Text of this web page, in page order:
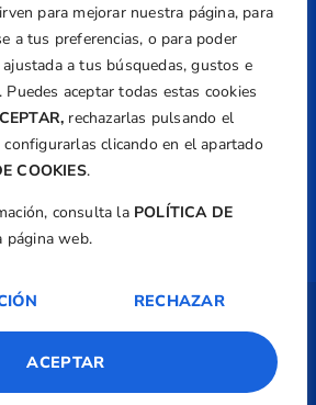
para mejorar nuestra página, para
a tus preferencias, o para poder
a tus búsquedas, gustos e
aceptar todas estas cookies
rechazarlas pulsando el
clicando en el apartado
COOKIES.
consulta la POLÍTICA DE
página web.
RECHAZAR
ACEPTAR
Aviso Legal
de Privacidad
Transparencia
Normativa
Federación
TecnoQuatre